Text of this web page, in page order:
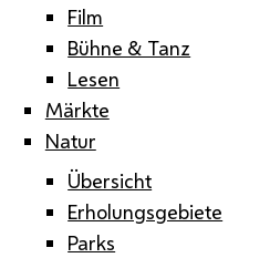
Film
Bühne & Tanz
Lesen
Märkte
Natur
Übersicht
Erholungsgebiete
Parks